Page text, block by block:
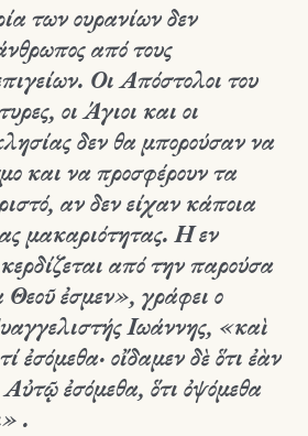
των ουρανίων δεν
από τους
Οι Απόστολοι του
οι Άγιοι και οι
δεν θα μπορούσαν να
και να προσφέρουν τα
αν δεν είχαν κάποια
μακαριότητας. Η εν
από την παρούσα
ἐσμεν», γράφει ο
Ιωάννης, «καὶ
ἐσόμεθα· οἴδαμεν δὲ ὅτι ἐὰν
ἐσόμεθα, ὅτι ὀψόμεθα
.